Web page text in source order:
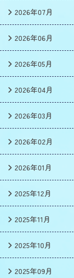
2026年07月
2026年06月
2026年05月
2026年04月
2026年03月
2026年02月
2026年01月
2025年12月
2025年11月
2025年10月
2025年09月